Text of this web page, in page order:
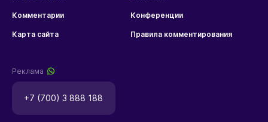
Комментарии Конференции
Карта сайта Правила комментирования
Реклама
+7 (700) 3 888 188